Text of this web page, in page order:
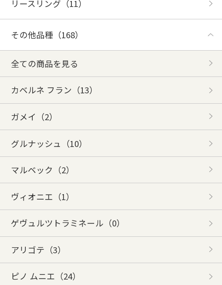
リースリング （11）
その他品種 （168）
全ての商品を見る
カベルネ フラン （13）
ガメイ （2）
グルナッシュ （10）
マルベック （2）
ヴィオニエ （1）
ゲヴュルツトラミネール （0）
アリゴテ （3）
ピノ ムニエ （24）